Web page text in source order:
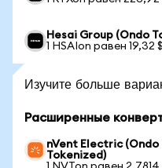
Hesai Group (Ondo
1 HSAIon равен 19,32 $
Изучите больше
Расширенные
nVent Electric (Ondo
Tokenized)